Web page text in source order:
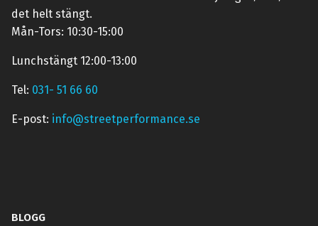
det helt stängt.
Mån-Tors: 10:30-15:00
Lunchstängt 12:00-13:00
Tel: 031- 51 66 60
E-post: info@streetperformance.se
BLOGG